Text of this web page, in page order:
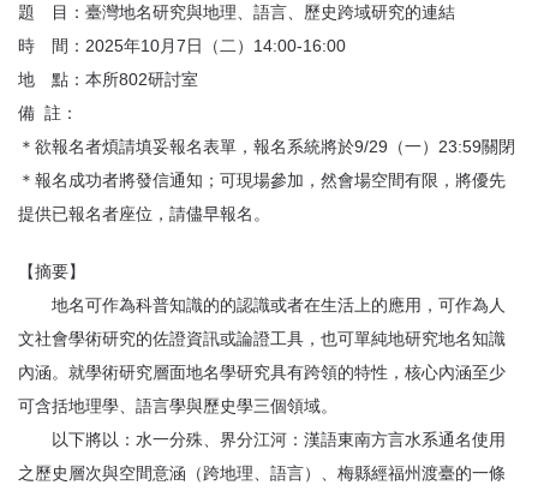
題 目：臺灣地名研究與地理、語言、歷史跨域研究的連結
時 間：2025年10月7日（二）14:00-16:00
地 點：本所802研討室
備 註：
＊欲報名者煩請填妥報名表單，報名系統將於9/29（一）23:59關閉
＊報名成功者將發信通知；可現場參加，然會場空間有限，將優先
提供已報名者座位，請儘早報名。
【摘要】
地名可作為科普知識的的認識或者在生活上的應用，可作為人
文社會學術研究的佐證資訊或論證工具，也可單純地研究地名知識
內涵。就學術研究層面地名學研究具有跨領的特性，核心內涵至少
可含括地理學、語言學與歷史學三個領域。
以下將以：水一分殊、界分江河：漢語東南方言水系通名使用
之歷史層次與空間意涵（跨地理、語言）、梅縣經福州渡臺的一條